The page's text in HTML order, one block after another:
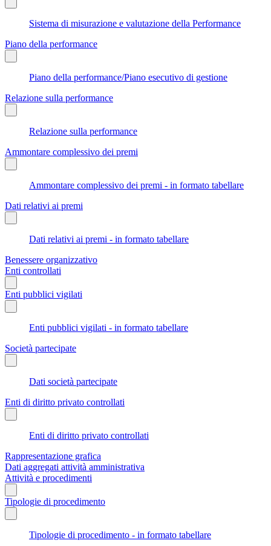
Sistema di misurazione e valutazione della Performance
Piano della performance
Piano della performance/Piano esecutivo di gestione
Relazione sulla performance
Relazione sulla performance
Ammontare complessivo dei premi
Ammontare complessivo dei premi - in formato tabellare
Dati relativi ai premi
Dati relativi ai premi - in formato tabellare
Benessere organizzativo
Enti controllati
Enti pubblici vigilati
Enti pubblici vigilati - in formato tabellare
Società partecipate
Dati società partecipate
Enti di diritto privato controllati
Enti di diritto privato controllati
Rappresentazione grafica
Dati aggregati attività amministrativa
Attività e procedimenti
Tipologie di procedimento
Tipologie di procedimento - in formato tabellare